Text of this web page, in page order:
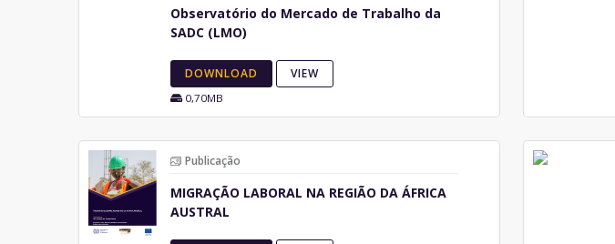
Observatório do Mercado de Trabalho da
SADC (LMO)
DOWNLOAD VIEW
0,70MB
Publicação
MIGRAÇÃO LABORAL NA REGIÃO DA ÁFRICA
AUSTRAL